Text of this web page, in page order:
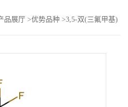
品展厅 >优势品种 >3,5-双(三氟甲基)